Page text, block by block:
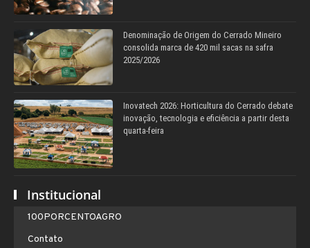
Denominação de Origem do Cerrado Mineiro
consolida marca de 420 mil sacas na safra
2025/2026
Inovatech 2026: Horticultura do Cerrado debate
inovação, tecnologia e eficiência a partir desta
quarta-feira
Institucional
100PORCENTOAGRO
Contato